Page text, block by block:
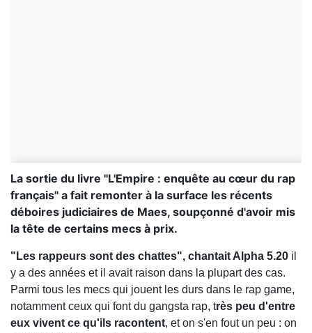
La sortie du livre "L'Empire : enquête au cœur du rap
français" a fait remonter à la surface les récents
déboires judiciaires de Maes, soupçonné d'avoir mis
la tête de certains mecs à prix.
"Les rappeurs sont des chattes", chantait Alpha 5.20 il
y a des années et il avait raison dans la plupart des cas.
Parmi tous les mecs qui jouent les durs dans le rap game,
notamment ceux qui font du gangsta rap, très peu d'entre
eux vivent ce qu'ils racontent, et on s'en fout un peu : on